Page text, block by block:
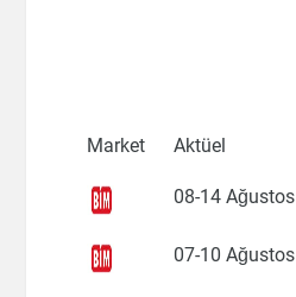
Market Aktüel
08-14 Ağustos
07-10 Ağustos